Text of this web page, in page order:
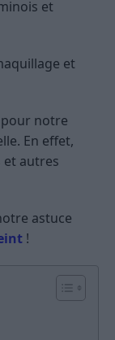
et
et
notre
En effet,
et autres
astuce
!